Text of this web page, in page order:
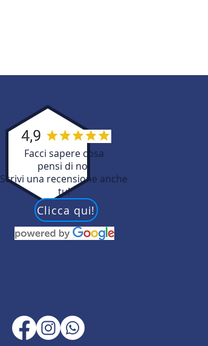
Facci sapere cosa
pensi di noi
Scrivi una recensione anche
tu!
Clicca qui!